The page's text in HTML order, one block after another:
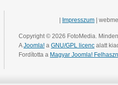
Impresszum |
Copyright © 2026 FotoMedia.
AJoomla! a GNU/GPL licenc alatt
Fordította a Magyar Joomla!